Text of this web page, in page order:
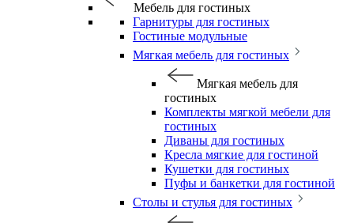
Мебель для гостиных
Гарнитуры для гостиных
Гостиные модульные
Мягкая мебель для гостиных
Мягкая мебель для
гостиных
Комплекты мягкой мебели для
гостиных
Диваны для гостиных
Кресла мягкие для гостиной
Кушетки для гостиных
Пуфы и банкетки для гостиной
Столы и стулья для гостиных